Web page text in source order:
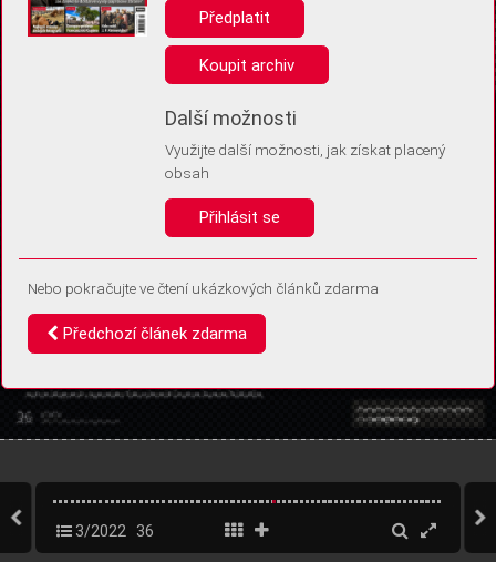
uložením volitelných informací:
Anonymní unikátní ID
Díky němu příště poznáme, že se jedná o stejné zařízení, a
Identifikátor je zcela anonymní.
Vaše souhlasy a odmítnutí si ukládáme do vašeho zařízení, abychom se
vás už příště znovu neptali. Můžete je kdykoli později upravit ve Správě
3/2022 36
Předplatit
Koupit archiv
Další možnosti
Využijte další možnosti, jak získat placený
obsah
Přihlásit se
Nebo pokračujte ve čtení ukázkových článků zdarma
Předchozí článek zdarma